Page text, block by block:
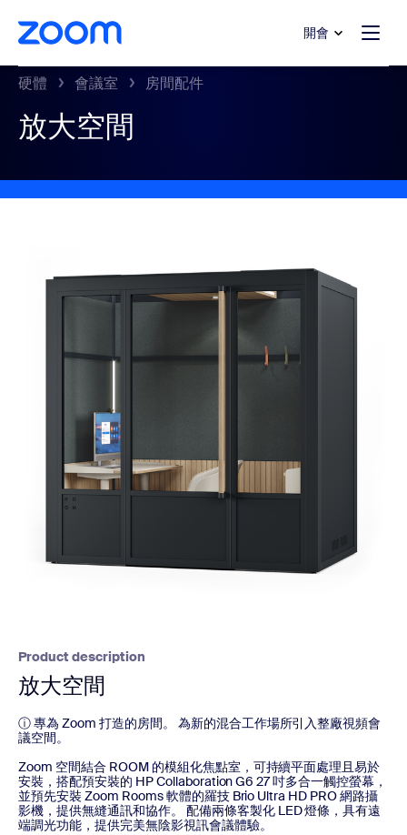
至主要內容
至協助聊天 開會
硬體 會議室 房間配件
放大空間
Product description
放大空間
ⓘ 專為 Zoom 打造的房間。 為新的混合工作場所引入整廠視頻會
議空間。
Zoom 空間結合 ROOM 的模組化焦點室，可持續平面處理且易於
安裝，搭配預安裝的 HP Collaboration G6 27 吋多合一觸控螢幕，
並預先安裝 Zoom Rooms 軟體的羅技 Brio Ultra HD PRO 網路攝
影機，提供無縫通訊和協作。 配備兩條客製化 LED 燈條，具有遠
端調光功能，提供完美無陰影視訊會議體驗。